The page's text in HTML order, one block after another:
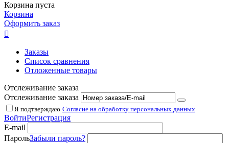
Корзина пуста
Корзина
Оформить заказ

Заказы
Список сравнения
Отложенные товары
Отслеживание заказа
Отслеживание заказа
Я подтверждаю Согласие на обработку персональных данных
ВойтиРегистрация
E-mail
ПарольЗабыли пароль?